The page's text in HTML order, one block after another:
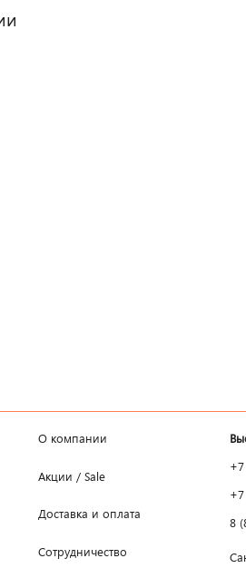
О компании
Акции / Sale
Доставка и оплата
Сотрудничество
8